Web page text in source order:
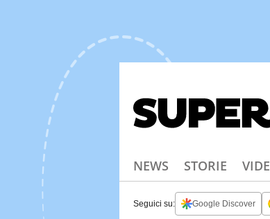
NEWS STORIE
Seguici su: Google Discover